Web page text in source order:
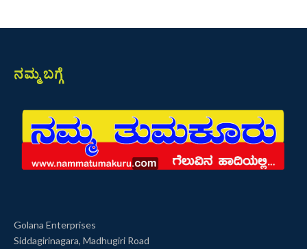
ನಮ್ಮ ಬಗ್ಗೆ
Golana Enterprises
Siddagirinagara, Madhugiri Road